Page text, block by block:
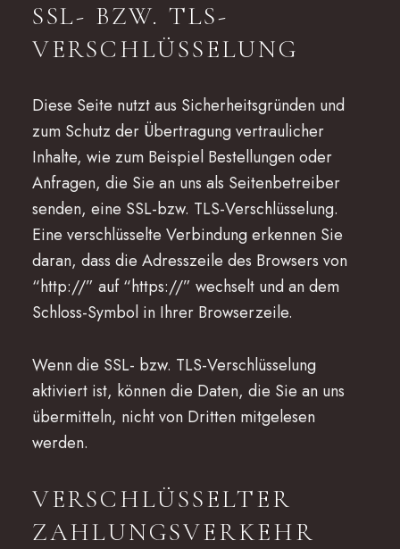
SSL- BZW. TLS-
VERSCHLÜSSELUNG
Diese Seite nutzt aus Sicherheitsgründen und
zum Schutz der Übertragung vertraulicher
Inhalte, wie zum Beispiel Bestellungen oder
Anfragen, die Sie an uns als Seitenbetreiber
senden, eine SSL-bzw. TLS-Verschlüsselung.
Eine verschlüsselte Verbindung erkennen Sie
daran, dass die Adresszeile des Browsers von
“http://” auf “https://” wechselt und an dem
Schloss-Symbol in Ihrer Browserzeile.
Wenn die SSL- bzw. TLS-Verschlüsselung
aktiviert ist, können die Daten, die Sie an uns
übermitteln, nicht von Dritten mitgelesen
werden.
VERSCHLÜSSELTER
ZAHLUNGSVERKEHR